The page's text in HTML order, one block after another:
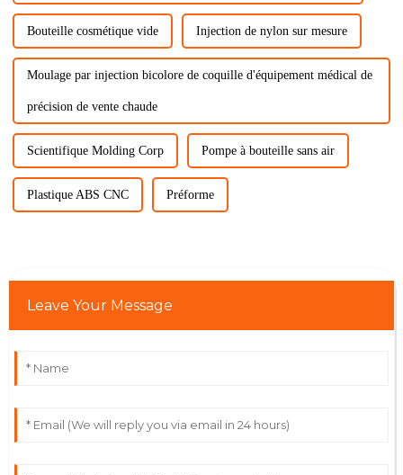
Bouteille cosmétique vide Injection de nylon sur mesure
Moulage par injection bicolore de coquille d'équipement médical de
précision de vente chaude
Scientifique Molding Corp Pompe à bouteille sans air
Plastique ABS CNC Préforme
Leave Your Message